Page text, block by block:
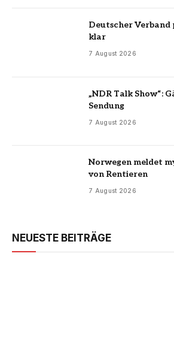
Deutscher
klar
7 August 2026
„NDR Talk Show“:
Sendung
7 August 2026
Norwegen meldet
von Rentieren
7 August 2026
NEUESTE BEITRÄGE